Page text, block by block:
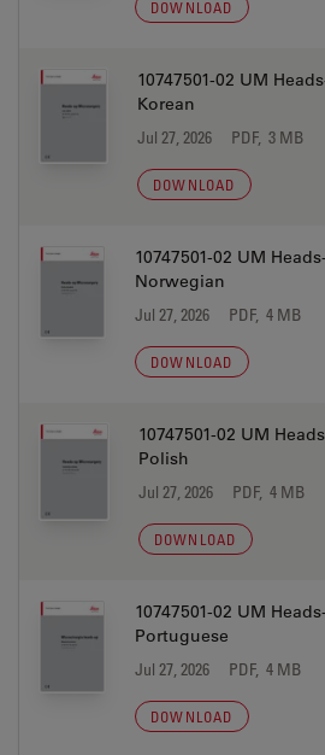
DOWNLOAD
10747501-02 UM
Korean
Jul 27, 2026 PDF, 3 MB
DOWNLOAD
10747501-02 UM
Norwegian
Jul 27, 2026 PDF, 4 MB
DOWNLOAD
10747501-02 UM
Polish
Jul 27, 2026 PDF, 4 MB
DOWNLOAD
10747501-02 UM
Portuguese
Jul 27, 2026 PDF, 4 MB
DOWNLOAD